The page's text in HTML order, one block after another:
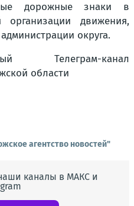
дорожные знаки в
организации движения,
округа.
Телеграм-канал
области
агентство новостей"
каналы в МАКС и